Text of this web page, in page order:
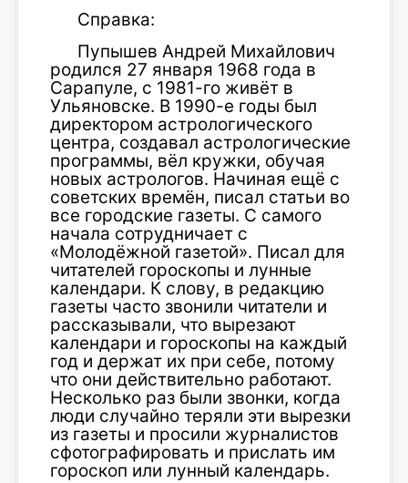
Справка:
Пупышев Андрей Михайлович
родился 27 января 1968 года в
Сарапуле, с 1981-го живёт в
Ульяновске. В 1990-е годы был
директором астрологического
центра, создавал астрологические
программы, вёл кружки, обучая
новых астрологов. Начиная ещё с
советских времён, писал статьи во
все городские газеты. С самого
начала сотрудничает с
«Молодёжной газетой». Писал для
читателей гороскопы и лунные
календари. К слову, в редакцию
газеты часто звонили читатели и
рассказывали, что вырезают
календари и гороскопы на каждый
год и держат их при себе, потому
что они действительно работают.
Несколько раз были звонки, когда
люди случайно теряли эти вырезки
из газеты и просили журналистов
сфотографировать и прислать им
гороскоп или лунный календарь.